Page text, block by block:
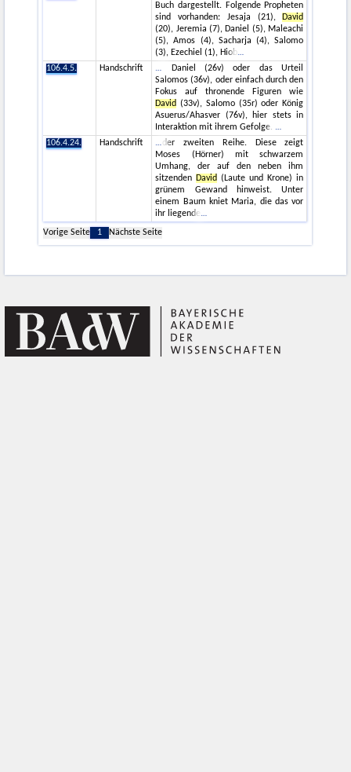
Buch dargestellt. Folgende Propheten
sind vorhanden: Jesaja (21),
David
(20), Jeremia (7), Daniel (5), Maleachi
(5), Amos (4), Sacharja (4), Salomo
(3), Ezechiel (1), Hiob
106.4.5.
Handschrift
Daniel (26v) oder das Urteil
Salomos (36v), oder einfach durch den
Fokus auf thronende Figuren wie
David (33v), Salomo (35r) oder König
Asuerus/Ahasver (76v), hier stets in
Interaktion mit ihrem Gefolge.
106.4.24.
Handschrift
der zweiten Reihe. Diese zeigt
Moses (Hörner) mit schwarzem
Umhang, der auf den neben ihm
sitzenden David (Laute und Krone) in
grünem Gewand hinweist. Unter
einem Baum kniet Maria, die das vor
ihr liegende
Vorige Seite
1 Nächste Seite